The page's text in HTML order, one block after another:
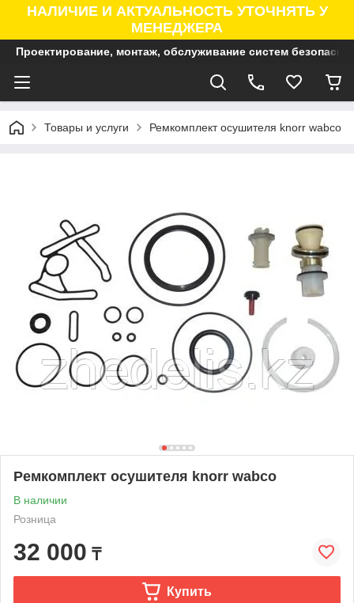
НАЛИЧИЕ И АКТУАЛЬНОСТЬ УТОЧНЯТЬ У
МЕНЕДЖЕРА
Проектирование, монтаж, обслуживание систем
Товары и услуги Ремкомплект осушителя knorr wabco
Ремкомплект осушителя knorr wabco
В наличии
Розница
32 000 ₸
Купить